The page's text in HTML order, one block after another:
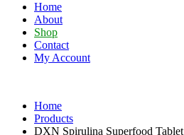
Home
About
Shop
Contact
My Account
Home
Products
DXN Spirulina Superfood Tablet